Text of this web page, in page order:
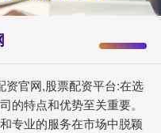
资官网,股票配资平台:在选
的特点和优势至关重要。
专业的服务在市场中脱颖